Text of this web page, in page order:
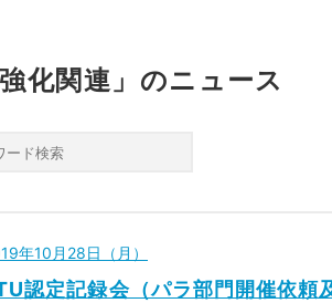
強化関連」のニュース
年10月28日（月）
認定記録会（パラ部門開催依頼